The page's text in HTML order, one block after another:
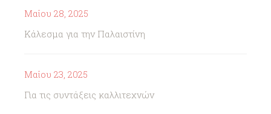
Μαΐου 28, 2025
Κάλεσμα για την Παλαιστίνη
Μαΐου 23, 2025
Για τις συντάξεις καλλιτεχνών